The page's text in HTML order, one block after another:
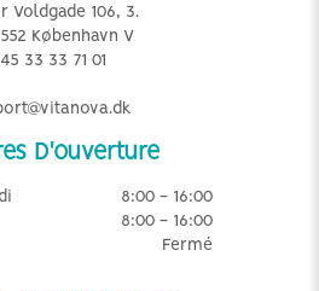
Voldgade 106, 3.
København V
33 33 71 01
D'ouverture
8:00 - 16:00
8:00 - 16:00
Fermé